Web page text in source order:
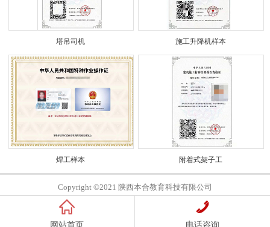
塔吊司机 施工升降机样本
焊工样本 附着式架子工
Copyright ©2021 陕西本合教育科技有限公司
网站首页 电话咨询